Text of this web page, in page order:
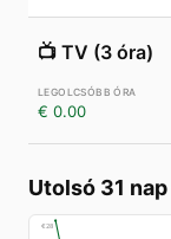
📺 TV (3 óra)
€ 0.00
Utolsó 31 nap
€28